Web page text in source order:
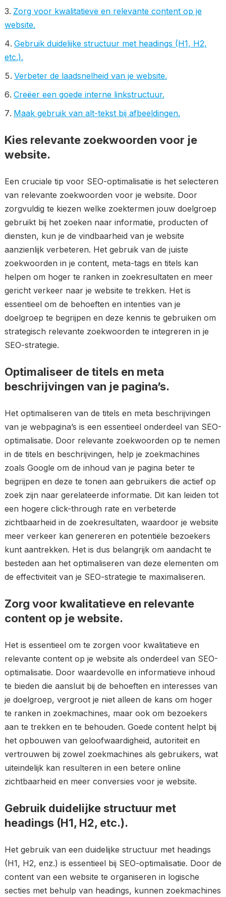
Zorg voor kwalitatieve en relevante content op je
website.
Gebruik duidelijke structuur met headings (H1, H2,
etc.).
Verbeter de laadsnelheid van je website.
Creëer een goede interne linkstructuur.
Maak gebruik van alt-tekst bij afbeeldingen.
Kies relevante zoekwoorden voor je
website.
Een cruciale tip voor SEO-optimalisatie is het selecteren
van relevante zoekwoorden voor je website. Door
zorgvuldig te kiezen welke zoektermen jouw doelgroep
gebruikt bij het zoeken naar informatie, producten of
diensten, kun je de vindbaarheid van je website
aanzienlijk verbeteren. Het gebruik van de juiste
zoekwoorden in je content, meta-tags en titels kan
helpen om hoger te ranken in zoekresultaten en meer
gericht verkeer naar je website te trekken. Het is
essentieel om de behoeften en intenties van je
doelgroep te begrijpen en deze kennis te gebruiken om
strategisch relevante zoekwoorden te integreren in je
SEO-strategie.
Optimaliseer de titels en meta
beschrijvingen van je pagina’s.
Het optimaliseren van de titels en meta beschrijvingen
van je webpagina’s is een essentieel onderdeel van SEO-
optimalisatie. Door relevante zoekwoorden op te nemen
in de titels en beschrijvingen, help je zoekmachines
zoals Google om de inhoud van je pagina beter te
begrijpen en deze te tonen aan gebruikers die actief op
zoek zijn naar gerelateerde informatie. Dit kan leiden tot
een hogere click-through rate en verbeterde
zichtbaarheid in de zoekresultaten, waardoor je website
meer verkeer kan genereren en potentiële bezoekers
kunt aantrekken. Het is dus belangrijk om aandacht te
besteden aan het optimaliseren van deze elementen om
de effectiviteit van je SEO-strategie te maximaliseren.
Zorg voor kwalitatieve en relevante
content op je website.
Het is essentieel om te zorgen voor kwalitatieve en
relevante content op je website als onderdeel van SEO-
optimalisatie. Door waardevolle en informatieve inhoud
te bieden die aansluit bij de behoeften en interesses van
je doelgroep, vergroot je niet alleen de kans om hoger
te ranken in zoekmachines, maar ook om bezoekers
aan te trekken en te behouden. Goede content helpt bij
het opbouwen van geloofwaardigheid, autoriteit en
vertrouwen bij zowel zoekmachines als gebruikers, wat
uiteindelijk kan resulteren in een betere online
zichtbaarheid en meer conversies voor je website.
Gebruik duidelijke structuur met
headings (H1, H2, etc.).
Het gebruik van een duidelijke structuur met headings
(H1, H2, enz.) is essentieel bij SEO-optimalisatie. Door de
content van een website te organiseren in logische
secties met behulp van headings, kunnen zoekmachines